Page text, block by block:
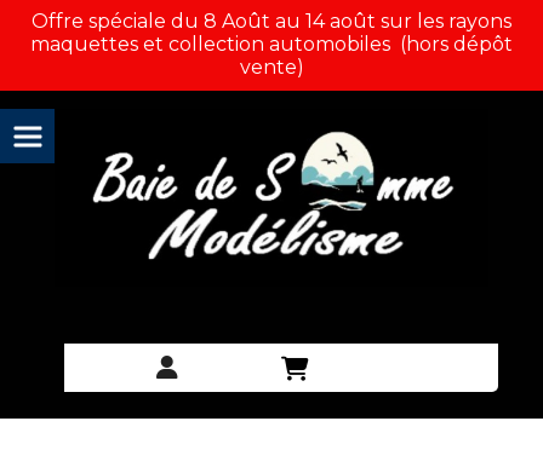
Offre spéciale du 8 Août au 14 août sur les rayons
maquettes et collection automobiles (hors dépôt
vente)
Panneau de gestion des cookies